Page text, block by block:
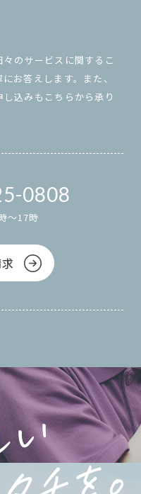
のサービスに関するこ
お答えします。また、
込みもこちらから承り
0808
～17時